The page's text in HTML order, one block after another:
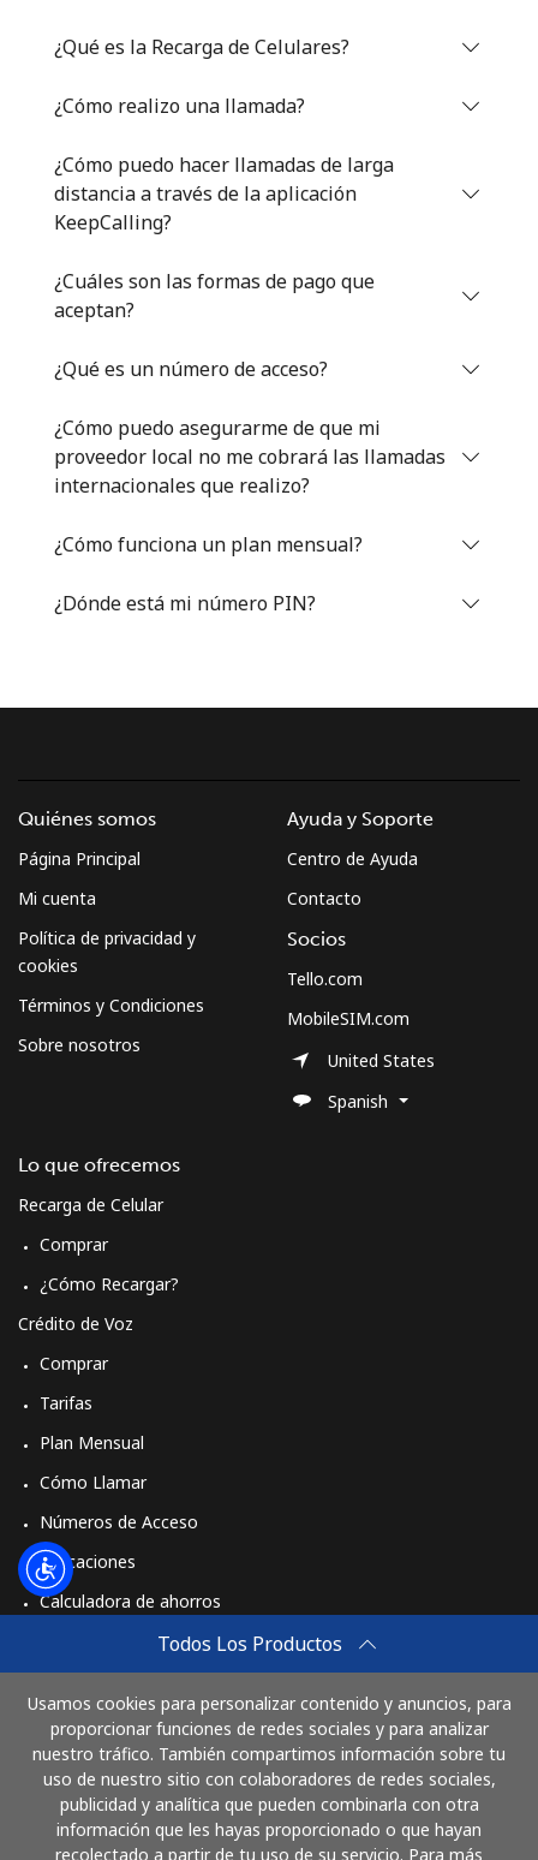
¿Olvidaste tu contraseña? →
Iniciar Sesión
¿Qué es la Recarga de Celulares?
¿Cómo realizo una llamada?
¿Cómo puedo hacer llamadas de larga
distancia a través de la aplicación
KeepCalling?
¿Cuáles son las formas de pago que
aceptan?
¿Qué es un número de acceso?
¿Cómo puedo asegurarme de que mi
proveedor local no me cobrará las llamadas
internacionales que realizo?
¿Cómo funciona un plan mensual?
¿Dónde está mi número PIN?
Todos Los Productos
Usamos cookies para personalizar contenido y anuncios, para
proporcionar funciones de redes sociales y para analizar
nuestro tráfico. También compartimos información sobre tu
uso de nuestro sitio con colaboradores de redes sociales,
publicidad y analítica que pueden combinarla con otra
información que les hayas proporcionado o que hayan
recolectado a partir de tu uso de su servicio. Para más
Quiénes somos
Página Principal
Mi cuenta
Política de privacidad y
cookies
Términos y Condiciones
Sobre nosotros
Lo que ofrecemos
Recarga de Celular
Comprar
¿Cómo Recargar?
Crédito de Voz
Comprar
Tarifas
Plan Mensual
Cómo Llamar
Números de Acceso
Aplicaciones
Calculadora de ahorros
Comprar
Cómo funciona
Ayuda y Soporte
Centro de Ayuda
Contacto
Socios
Tello.com
MobileSIM.com
United States
Spanish
Paga con